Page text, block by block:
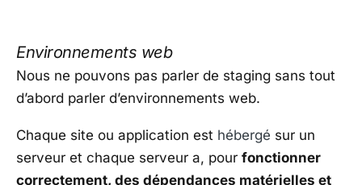
Environnements web
Nous ne pouvons pas parler de staging sans tout
d’abord parler d’environnements web.
Chaque site ou application est hébergé sur un
serveur et chaque serveur a, pour fonctionner
correctement, des dépendances matérielles et